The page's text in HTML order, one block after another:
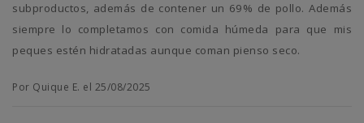
subproductos, además de contener un 69% de pollo. Además
siempre lo completamos con comida húmeda para que mis
peques estén hidratadas aunque coman pienso seco.
Por Quique E. el 25/08/2025